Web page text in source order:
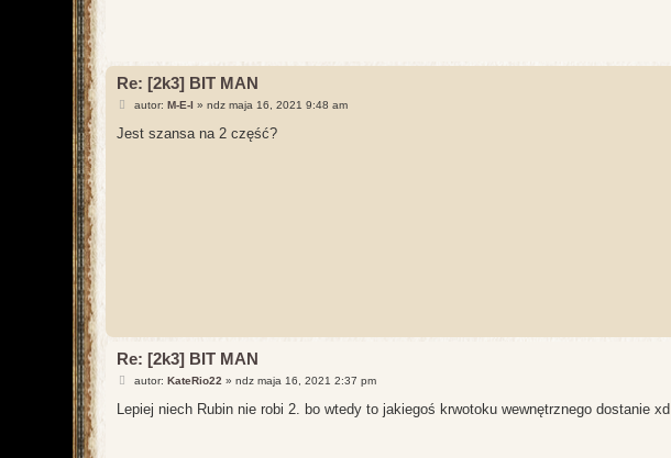
Re: [2k3] BIT MAN
P
s
autor: M-E-I » ndz maja 16, 2021 9:48 am
Jest szansa na 2 część?
Re: [2k3] BIT MAN
P
s
t
autor: KateRio22 » ndz maja 16, 2021 2:37 pm
Lepiej niech Rubin nie robi 2. bo wtedy to jakiegoś krwotoku wewnętrznego dostanie xd